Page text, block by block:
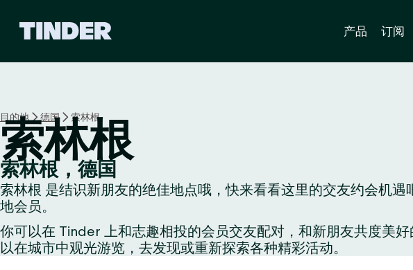
页
产品 订阅
目的地 德国 索林根
索林根
索林根，德国
索林根 是结识新朋友的绝佳地点哦，快来看看这里的交友约会机
地会员。
你可以在 Tinder 上和志趣相投的会员交友配对，和新朋友共度美
以在城市中观光游览，去发现或重新探索各种精彩活动。